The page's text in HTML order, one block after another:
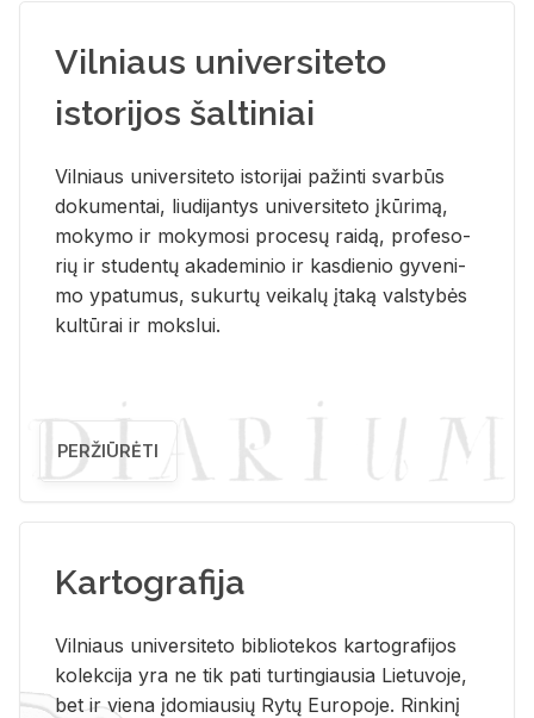
Vilniaus universiteto
istorijos šaltiniai
Vil­niaus uni­ver­si­te­to is­to­ri­jai pa­žin­ti svar­būs
do­ku­men­tai, liu­di­jan­tys uni­ver­si­te­to įkū­ri­mą,
mo­ky­mo ir mo­ky­mo­si pro­ce­sų rai­dą, pro­fe­so­
rių ir stu­den­tų aka­de­mi­nio ir kas­die­nio gy­ve­ni­
mo ypa­tu­mus, su­kur­tų vei­ka­lų įta­ką vals­ty­bės
kul­tū­rai ir moks­lui.
PERŽIŪRĖTI
Kartografija
Vil­niaus uni­ver­si­te­to bi­b­lio­te­kos kar­to­gra­fi­jos
ko­lek­ci­ja yra ne tik pati tur­tin­giau­sia Lie­tu­vo­je,
bet ir vie­na įdo­miau­sių Rytų Eu­ro­po­je. Rin­ki­nį